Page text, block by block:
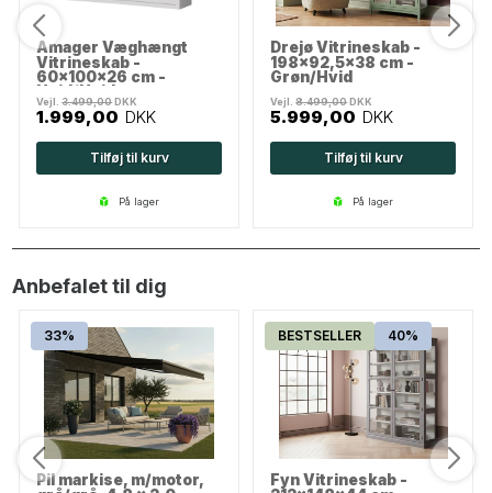
Amager Væghængt
Vitrineskab -
60x100x26 cm -
Hvid/Hvid
Vejl.3.499,00DKK
1.999,00 DKK
Tilføj til kurv
på lager
Drejø Vitrineskab -
198x92,5x38 cm -
Grøn/Hvid
Vejl.8.499,00DKK
5.999,00 DKK
Tilføj til kurv
på lager
Anbefalet til dig
33%
Pil markise, m/motor,
BESTSELLER 40%
Fyn Vitrineskab -